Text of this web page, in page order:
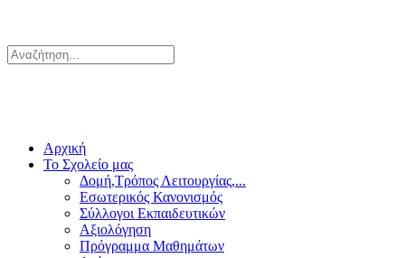
Αρχική
Το Σχολείο μας
Δομή,Τρόπος Λειτουργίας,...
Εσωτερικός Κανονισμός
Σύλλογοι Εκπαιδευτικών
Αξιολόγηση
Πρόγραμμα Μαθημάτων